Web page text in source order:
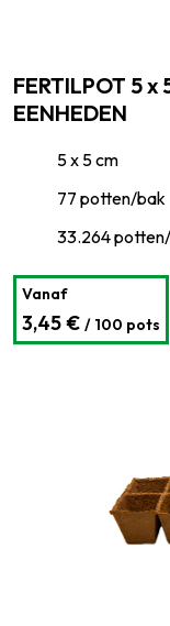
FERTILPOT 5 x
EENHEDEN
5 x 5 cm
77 potten/bak
33.264
Vanaf
3,45 € / 100 pots